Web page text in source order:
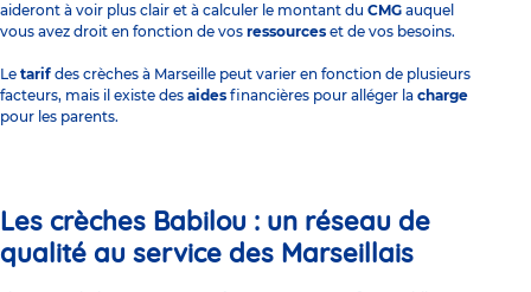
aideront à voir plus clair et à calculer le montant du CMG auquel
vous avez droit en fonction de vos ressources et de vos besoins.
Le tarif des crèches à Marseille peut varier en fonction de plusieurs
facteurs, mais il existe des aides financières pour alléger la charge
pour les parents.
Les crèches Babilou : un réseau de
qualité au service des Marseillais